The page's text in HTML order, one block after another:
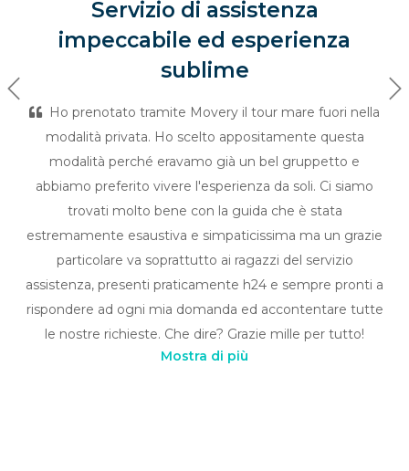
Servizio di assistenza
impeccabile ed esperienza
sublime
Ho prenotato tramite Movery il tour mare fuori nella
modalità privata. Ho scelto appositamente questa
modalità perché eravamo già un bel gruppetto e
abbiamo preferito vivere l'esperienza da soli. Ci siamo
trovati molto bene con la guida che è stata
estremamente esaustiva e simpaticissima ma un grazie
particolare va soprattutto ai ragazzi del servizio
assistenza, presenti praticamente h24 e sempre pronti a
rispondere ad ogni mia domanda ed accontentare tutte
le nostre richieste. Che dire? Grazie mille per tutto!
Previous
Mostra di più